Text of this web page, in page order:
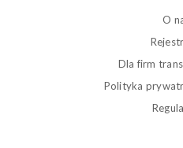
O
Dla firm
Polityka